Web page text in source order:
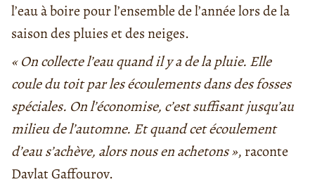
l’eau à boire pour l’ensemble de l’année lors de la
saison des pluies et des neiges.
« On collecte l’eau quand il y a de la pluie. Elle
coule du toit par les écoulements dans des fosses
spéciales. On l’économise, c’est suffisant jusqu’au
milieu de l’automne. Et quand cet écoulement
d’eau s’achève, alors nous en achetons », raconte
Davlat Gaffourov.